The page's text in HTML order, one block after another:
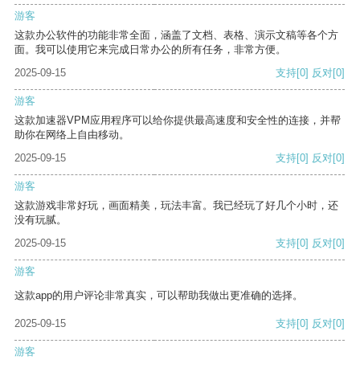
游客
这款办公软件的功能非常全面，涵盖了文档、表格、演示文稿等各个方
面。我可以使用它来完成日常办公的所有任务，非常方便。
2025-09-15
支持[0] 反对[0]
游客
这款加速器VPM应用程序可以给你提供最高速度和安全性的连接，并帮
助你在网络上自由移动。
2025-09-15
支持[0] 反对[0]
游客
这款游戏非常好玩，画面精美，玩法丰富。我已经玩了好几个小时，还
没有玩腻。
2025-09-15
支持[0] 反对[0]
游客
这款app的用户评论非常真实，可以帮助我做出更准确的选择。
2025-09-15 支持[0] 反对[0]
游客